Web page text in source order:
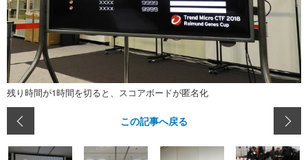
残り時間が1時間を切ると、スコアボードが匿名化
この記事へ戻る